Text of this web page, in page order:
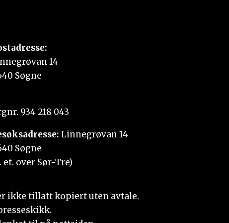
14
Søgne
934 218 043
Linnegrøvan 14
Søgne
et. over Sør-Tre)
ikke tillatt kopiert uten avtale.